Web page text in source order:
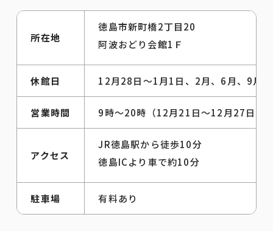
所在地
徳島市新町橋2丁目20
阿波おどり会館1Ｆ
休館日 12月28日～1月1日、2月、6月、9月
営業時間 9時～20時（12月21日～12月27日
アクセス
JR徳島駅から徒歩10分
徳島ICより車で約10分
駐車場 有料あり